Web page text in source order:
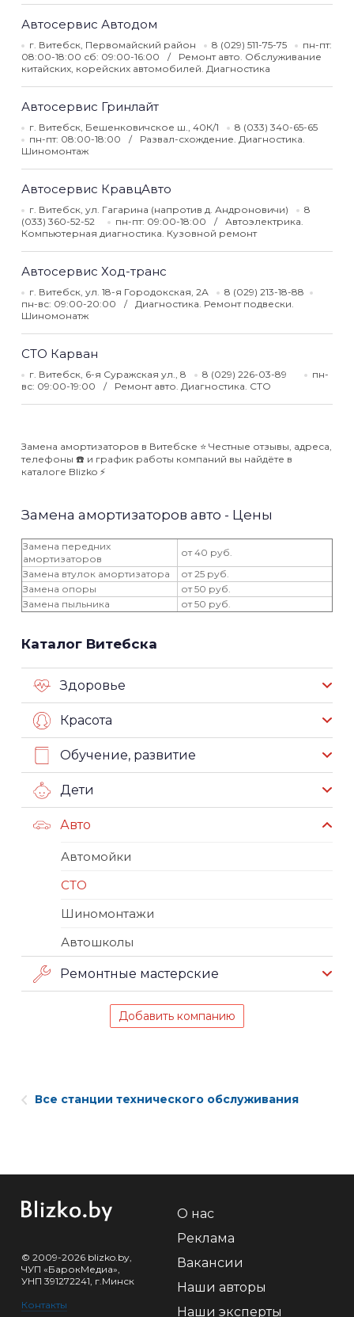
Автосервис Автодом
г. Витебск, Первомайский район 8 (029) 511-75-75
пн-пт:
08:00-18:00 сб: 09:00-16:00
Ремонт авто. Обслуживание
китайских, корейских автомобилей. Диагностика
Автосервис Гринлайт
г. Витебск, Бешенковичское ш., 40К/1
8 (033) 340-65-65
пн-пт: 08:00-18:00
Развал-схождение. Диагностика.
Шиномонтаж
Автосервис КравцАвто
г. Витебск, ул. Гагарина (напротив д. Андроновичи)
8
(033) 360-52-52
пн-пт: 09:00-18:00
Автоэлектрика.
Компьютерная диагностика. Кузовной ремонт
Автосервис Ход-транс
г. Витебск, ул. 18-я Городокская, 2А
8 (029) 213-18-88
пн-вс: 09:00-20:00
Диагностика. Ремонт подвески.
Шиномонатж
СТО Карван
г. Витебск, 6-я Суражская ул., 8 8 (029) 226-03-89
пн-
вс: 09:00-19:00
Ремонт авто. Диагностика. СТО
Замена амортизаторов в Витебске ⭐️ Честные отзывы, адреса,
телефоны ☎️ и график работы компаний вы найдёте в
каталоге Blizko ⚡️
Замена амортизаторов авто - Цены
Замена передних
амортизаторов
от 40 руб.
Замена втулок амортизатора
от 25 руб.
Замена опоры
от 50 руб.
Замена пыльника
от 50 руб.
Каталог Витебска
Здоровье
Красота
Обучение, развитие
Дети
Авто
Автомойки
СТО
Шиномонтажи
Автошколы
Ремонтные мастерские
Добавить компанию
Все станции технического обслуживания
© 2009-2026 blizko.by,
ЧУП «БарокМедиа»,
УНП 391272241, г.Минск
Контакты
О нас
Реклама
Вакансии
Наши авторы
Наши эксперты